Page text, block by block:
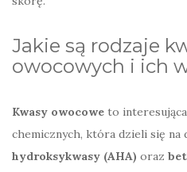
Jakie są rodzaje
owocowych i ich
Kwasy owocowe to
chemicznych, która dzieli się na
hydroksykwasy (AHA) oraz